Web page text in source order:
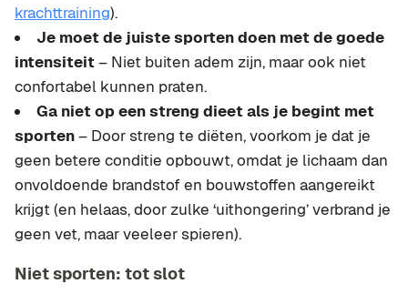
krachttraining).
Je moet de juiste sporten doen met de goede
intensiteit– Niet buiten adem zijn, maar ook niet
confortabel kunnen praten.
Ga niet op een streng dieet als je begint met
sporten– Door streng te diëten, voorkom je dat je
geen betere conditie opbouwt, omdat je lichaam dan
onvoldoende brandstof en bouwstoffen aangereikt
krijgt (en helaas, door zulke ‘uithongering’ verbrand je
geen vet, maar veeleer spieren).
Niet sporten: tot slot